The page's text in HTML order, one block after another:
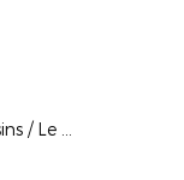
7e tour CDF : FC Seyssins / Le Puy F. 43 Auv.